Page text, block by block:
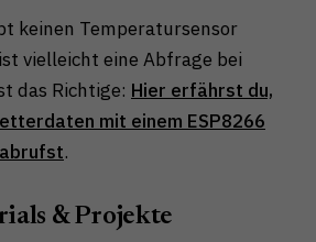
keinen Temperatursensor
vielleicht eine Abfrage bei
das Richtige: Hier erfährst du,
mit einem ESP8266
.
& Projekte